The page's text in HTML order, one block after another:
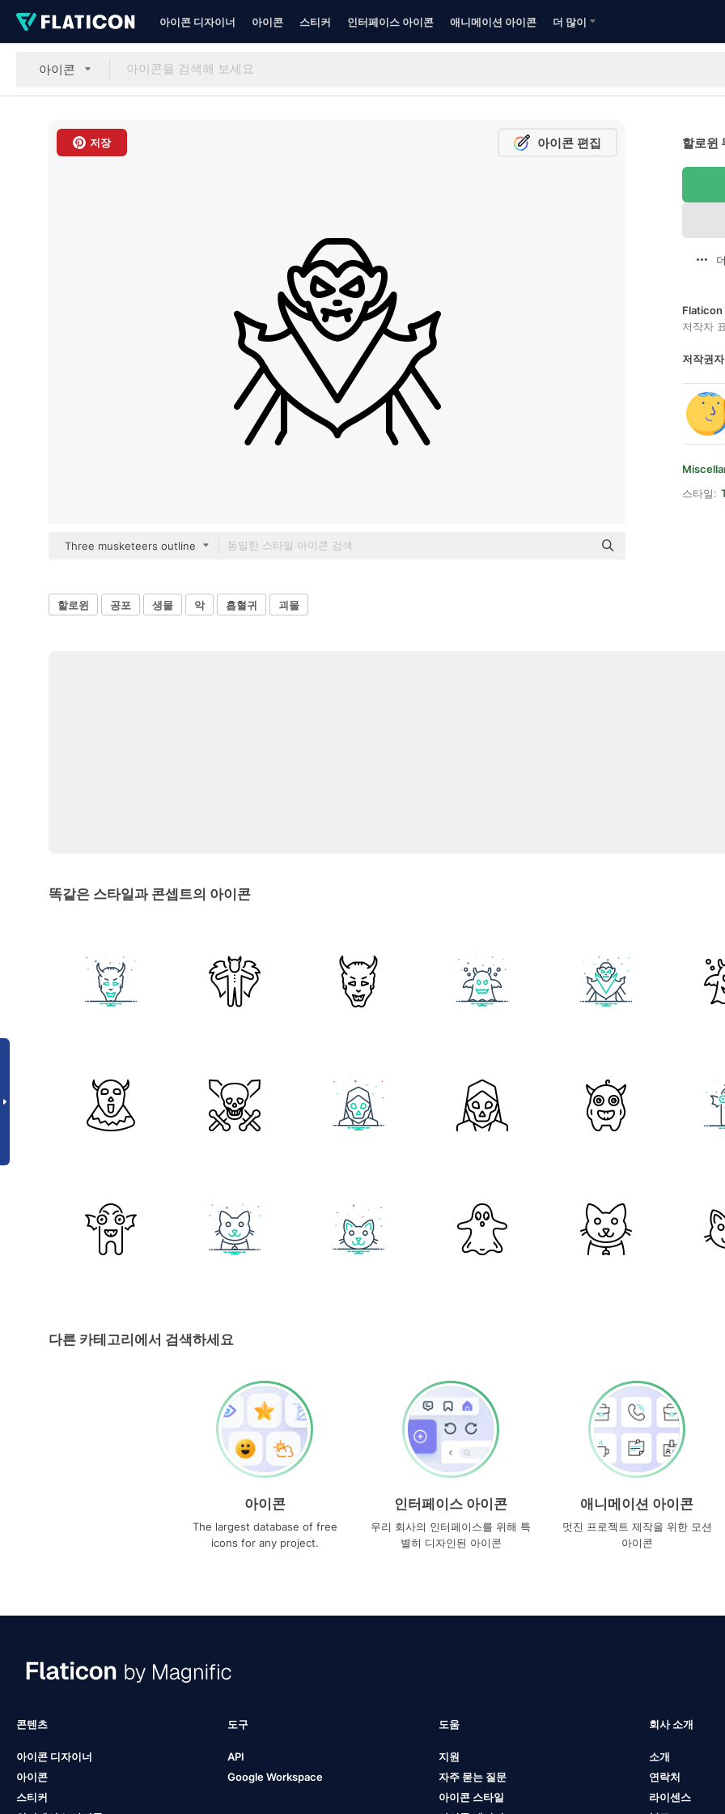
아이콘 디자이너 아이콘 스티커 인터페이스 아이콘 애니메이션 아이콘 더 많이
아이콘
저장 아이콘 편집
Three musketeers outline
할로윈
Flaticon
저작자
저작권
스타일:
할로윈 공포 생물 악 흡혈귀 괴물
똑같은 스타일과 콘셉트의 아이콘
다른 카테고리에서 검색하세요
아이콘
The largest database of free
icons for any project.
인터페이스 아이콘
우리 회사의 인터페이스를 위해 특
별히 디자인된 아이콘
애니메이션 아이콘
멋진 프로젝트 제작을 위한 모션
아이콘
콘텐츠
아이콘 디자이너
아이콘
스티커
도구
API
Google Workspace
도움
지원
자주 묻는 질문
아이콘 스타일
회사 소개
소개
연락처
라이센스